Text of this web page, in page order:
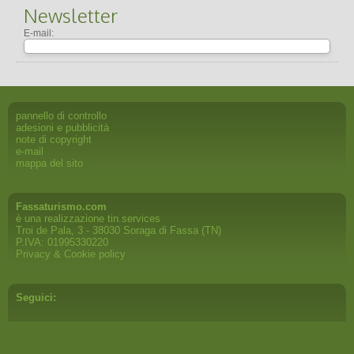
Newsletter
E-mail:
pannello di controllo
adesioni e pubblicità
note di copyright
e-mail
mappa del sito
Fassaturismo.com
è una realizzazione tin.services
Troi de Pala, 3 - 38030 Soraga di Fassa (TN)
P.IVA: 01995330220
Privacy & Cookie policy
Seguici: